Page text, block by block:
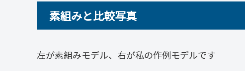
素組みと比較写真
左が素組みモデル、右が私の作例モデルです